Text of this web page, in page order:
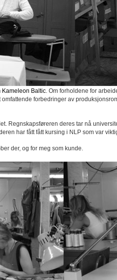
Kameleon Baltic. Om forholdene for
forbedringer av
Regnskapsføreren deres tar nå
har fått fått kursing i NLP som var
der, og for meg som kunde.